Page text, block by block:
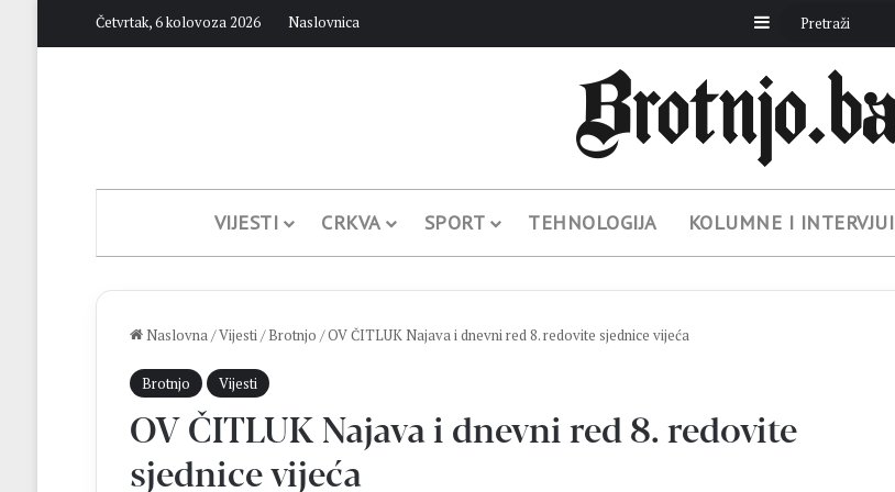
Četvrtak, 6 kolovoza 2026 Naslovnica Sidebar
VIJESTI CRKVA SPORT TEHNOLOGIJA KOLUMNE I INTERVJUI
Naslovna/Vijesti/ Brotnjo /OV ČITLUK Najava i dnevni red 8. redovite sjednice vijeća
Brotnjo Vijesti
OV ČITLUK Najava i dnevni red 8. redovite
sjednice vijeća